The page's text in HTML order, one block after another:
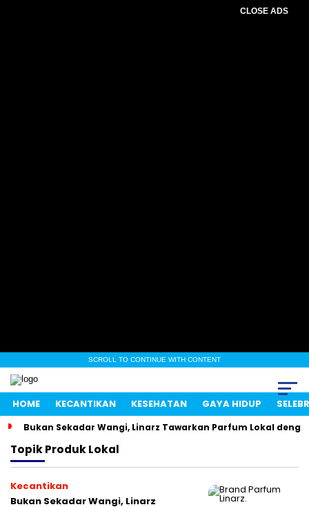
CLOSE ADS
SCROLL TO CONTINUE WITH CONTENT
HOME KECANTIKAN KESEHATAN GAYA HIDUP
Bukan Sekadar Wangi, Linarz Tawarkan Parfum Lokal
TopikProduk Lokal
Kecantikan
Bukan Sekadar Wangi, Linarz